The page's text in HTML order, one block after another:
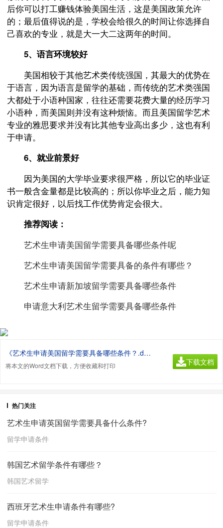
后你可以打工赚钱体验美国生活，这是美国政策允许
的；最后值得说的是，学校会给很久的时间让你选择自
己喜欢的专业，就是大一大二这两年的时间。
5、语言环境较好
美国相较于其他艺术类传统强国，其最大的优势在
于语言，因为语言是留学的基础，而传统的艺术类强国
大都处于小语种国家，往往还需要花费大量的经历学习
小语种，而美国则并没有这种烦恼。而且美国留学艺术
专业的雅思要求并没有比其他专业高出多少，这也有利
于申请。
6、就业前景好
因为美国的大学毕业要求很严格，所以它的毕业证
书一般含金量都是比较高的；所以你毕业之后，能力知
识肯定很好，以后找工作优势肯定会很大。
推荐阅读：
艺术生申请美国留学需要具备哪些条件呢
艺术生申请美国留学需要具备的条件有哪些？
艺术生申请新加坡留学需要具备哪些条件
申请意大利艺术生留学需要具备哪些条件
《艺术生申请美国留学需要具备哪些条件？.doc》
将本文的Word文档下载，方便收藏和打印 下载文档
热门关注
艺术生申请英国留学需要具备什么条件?
留学申请条件
韩国艺术留学条件有哪些？
韩国艺术留学
西班牙艺术生申请条件有哪些?
留学申请条件